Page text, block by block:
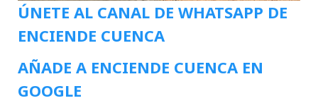
ÚNETE AL CANAL DE WHATSAPP DE
ENCIENDE CUENCA
AÑADE A ENCIENDE CUENCA EN
GOOGLE